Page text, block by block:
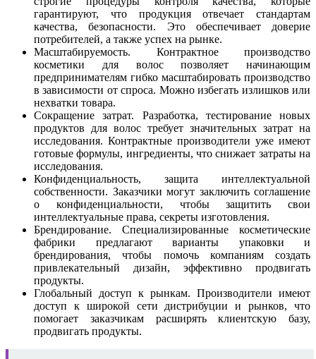
гарантируют, что продукция отвечает стандартам
качества, безопасности. Это обеспечивает доверие
потребителей, а также успех на рынке.
Масштабируемость. Контрактное производство
косметики для волос позволяет начинающим
предпринимателям гибко масштабировать производство
в зависимости от спроса. Можно избегать излишков или
нехватки товара.
Сокращение затрат. Разработка, тестирование новых
продуктов для волос требует значительных затрат на
исследования. Контрактные производители уже имеют
готовые формулы, ингредиенты, что снижает затраты на
исследования.
Конфиденциальность, защита интеллектуальной
собственности. Заказчики могут заключить соглашение
о конфиденциальности, чтобы защитить свои
интеллектуальные права, секреты изготовления.
Брендирование. Специализированные косметические
фабрики предлагают варианты упаковки и
брендирования, чтобы помочь компаниям создать
привлекательный дизайн, эффективно продвигать
продукты.
Глобальный доступ к рынкам. Производители имеют
доступ к широкой сети дистрибуции и рынков, что
помогает заказчикам расширять клиентскую базу,
продвигать продукты.